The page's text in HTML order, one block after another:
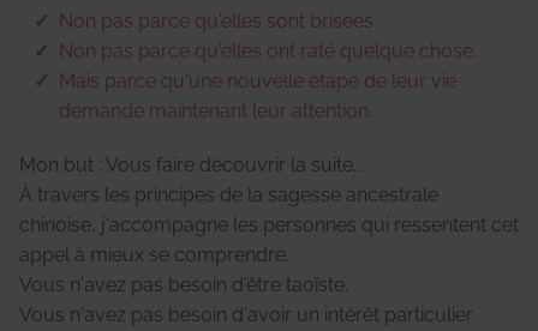
Non pas parce qu'elles sont brisées.
Non pas parce qu'elles ont raté quelque chose.
Mais parce qu'une nouvelle étape de leur vie
demande maintenant leur attention.
Mon but : Vous faire découvrir la suite...
À travers les principes de la sagesse ancestrale
chinoise, j'accompagne les personnes qui ressentent cet
appel à mieux se comprendre.
Vous n'avez pas besoin d'être taoïste.
Vous n'avez pas besoin d'avoir un intérêt particulier